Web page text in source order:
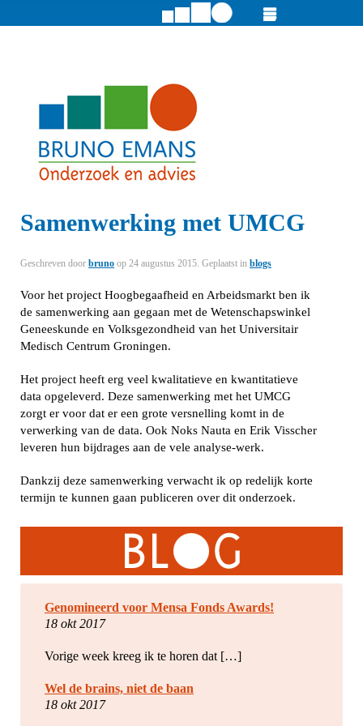
Samenwerking met UMCG
Geschreven door bruno op 24 augustus 2015. Geplaatst in blogs
Voor het project Hoogbegaafheid en Arbeidsmarkt ben ik
de samenwerking aan gegaan met de Wetenschapswinkel
Geneeskunde en Volksgezondheid van het Universitair
Medisch Centrum Groningen.
Het project heeft erg veel kwalitatieve en kwantitatieve
data opgeleverd. Deze samenwerking met het UMCG
zorgt er voor dat er een grote versnelling komt in de
verwerking van de data. Ook Noks Nauta en Erik Visscher
leveren hun bijdrages aan de vele analyse-werk.
Dankzij deze samenwerking verwacht ik op redelijk korte
termijn te kunnen gaan publiceren over dit onderzoek.
Genomineerd voor Mensa Fonds Awards!
18 okt 2017
Vorige week kreeg ik te horen dat […]
Wel de brains, niet de baan
18 okt 2017